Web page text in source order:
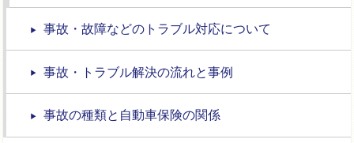
事故・故障などのトラブル対応について
事故・トラブル解決の流れと事例
事故の種類と自動車保険の関係